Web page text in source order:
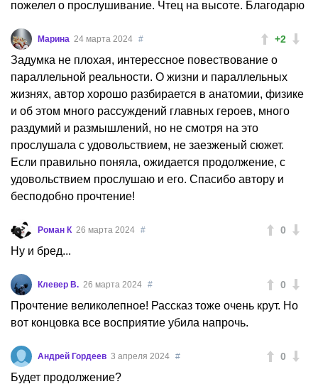
пожелел о прослушивание. Чтец на высоте. Благодарю
+2
Марина 24 марта 2024 #
Задумка не плохая, интерессное повествование о
параллельной реальности. О жизни и параллельных
жизнях, автор хорошо разбирается в анатомии, физике
и об этом много рассуждений главных героев, много
раздумий и размышлений, но не смотря на это
прослушала с удовольствием, не заезженый сюжет.
Если правильно поняла, ожидается продолжение, с
удовольствием прослушаю и его. Спасибо автору и
бесподобно прочтение!
0
Роман К 26 марта 2024 #
Ну и бред...
0
Клевер В. 26 марта 2024 #
Прочтение великолепное! Рассказ тоже очень крут. Но
вот концовка все восприятие убила напрочь.
0
Андрей Гордеев 3 апреля 2024 #
Будет продолжение?